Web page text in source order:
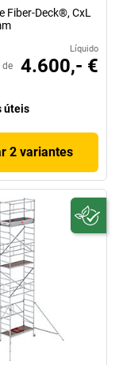
Fiber-Deck®, CxL
Líquido
de 4.600,- €
úteis
2 variantes